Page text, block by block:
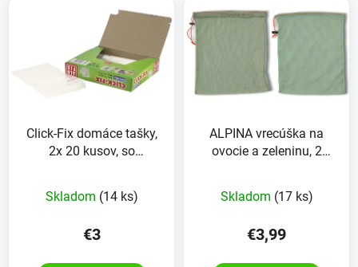
Click-Fix domáce tašky,
2x 20 kusov, so
Skladom (14 ks)
€3
ALPINA vrecúška na
ovocie a zeleninu, 2
Skladom (17 ks)
€3,99